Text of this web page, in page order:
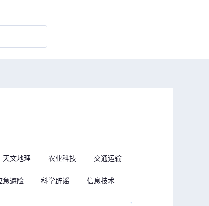
天文地理 农业科技 交通运输
急避险 科学辟谣 信息技术